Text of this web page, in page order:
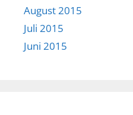
August 2015
Juli 2015
Juni 2015